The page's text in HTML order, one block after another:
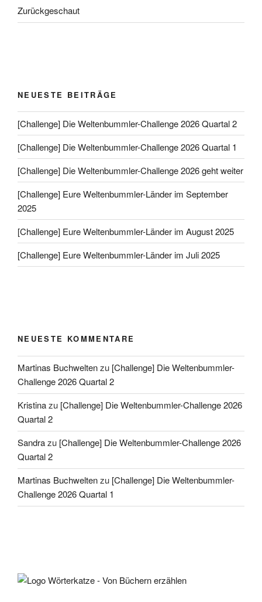
Zurückgeschaut
NEUESTE BEITRÄGE
[Challenge] Die Weltenbummler-Challenge 2026 Quartal 2
[Challenge] Die Weltenbummler-Challenge 2026 Quartal 1
[Challenge] Die Weltenbummler-Challenge 2026 geht weiter
[Challenge] Eure Weltenbummler-Länder im September
2025
[Challenge] Eure Weltenbummler-Länder im August 2025
[Challenge] Eure Weltenbummler-Länder im Juli 2025
NEUESTE KOMMENTARE
Martinas Buchweltenzu [Challenge] Die Weltenbummler-
Challenge 2026 Quartal 2
Kristinazu [Challenge] Die Weltenbummler-Challenge 2026
Quartal 2
Sandrazu [Challenge] Die Weltenbummler-Challenge 2026
Quartal 2
Martinas Buchweltenzu [Challenge] Die Weltenbummler-
Challenge 2026 Quartal 1